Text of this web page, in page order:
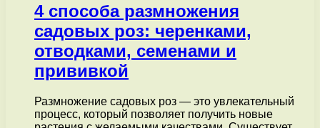
4 способа размножения
садовых роз: черенками,
отводками, семенами и
прививкой
Размножение садовых роз — это увлекательный
процесс, который позволяет получить новые